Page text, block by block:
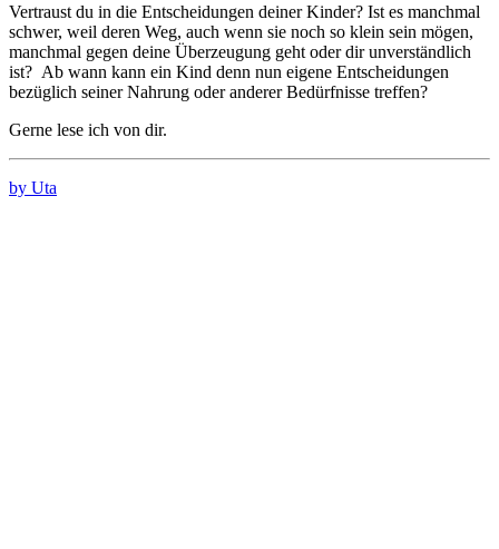
Vertraust du in die Entscheidungen deiner Kinder? Ist es manchmal
schwer, weil deren Weg, auch wenn sie noch so klein sein mögen,
manchmal gegen deine Überzeugung geht oder dir unverständlich
ist? Ab wann kann ein Kind denn nun eigene Entscheidungen
bezüglich seiner Nahrung oder anderer Bedürfnisse treffen?
Gerne lese ich von dir.
by Uta